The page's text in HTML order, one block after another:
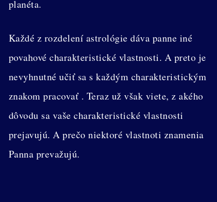
planéta.
Každé z rozdelení astrológie dáva panne iné
povahové charakteristické vlastnosti. A preto je
nevyhnutné učiť sa s každým charakteristickým
znakom pracovať . Teraz už však viete, z akého
dôvodu sa vaše charakteristické vlastnosti
prejavujú. A prečo niektoré vlastnoti znamenia
Panna prevažujú.